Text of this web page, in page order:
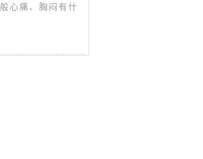
心痛、胸闷有什